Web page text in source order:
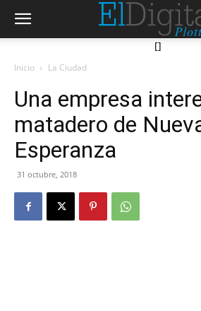
[]
Inicio La Ciudad
Una empresa
matadero de
Esperanza
31 octubre, 2018